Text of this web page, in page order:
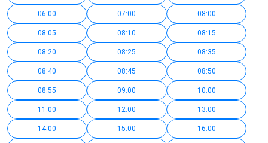
06:00 07:00 08:00
08:05 08:10 08:15
08:20 08:25 08:35
08:40 08:45 08:50
08:55 09:00 10:00
11:00 12:00 13:00
14:00 15:00 16:00